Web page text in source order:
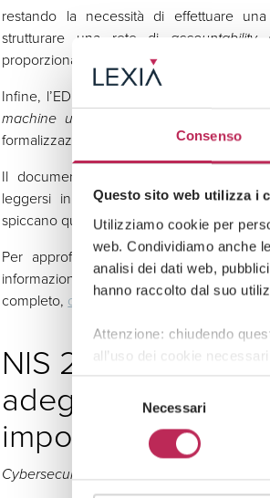
Consenso
Questo sito web utilizza i
Utilizziamo cookie per
web. Condividiamo anche
analisi dei dati web,
hanno raccolto dal suo
Attenzione: chiudendo
all’uso dei cookie necessari.
Necessari
restando la necessità di effettuare
strutturare una rete di accountability
proporzionati al rischio.
Infine, l’EDPB individua una serie di
machine unlearning
formalizzazione dei ruoli
privacy).
Il documento elaborato dall’EDPB
leggersi in uncontesto internazionale
spiccano quelli di Stati Uniti, Regno Unito
Per approfondire il tema del rischio
informazioni sul documento pubblicato
completo, cliccando qui.
NIS 2: al via la
adeguamento
importanti
Cybersecurity